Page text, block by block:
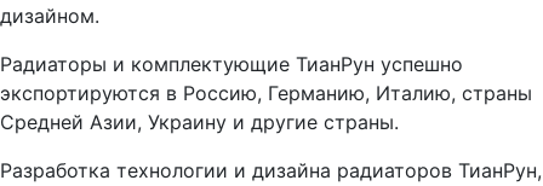
дизайном.
Радиаторы и комплектующие ТианРун успешно
экспортиру­ются в Россию, Германию, Италию, страны
Средней Азии, Украину и другие страны.
Разработка технологии и дизайна радиаторов ТианРун,